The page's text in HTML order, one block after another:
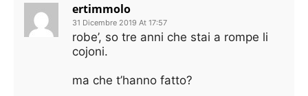
ertimmolo
31 Dicembre 2019 At 17:57
robe’, so tre anni che stai a rompe li
cojoni.
ma che t’hanno fatto?